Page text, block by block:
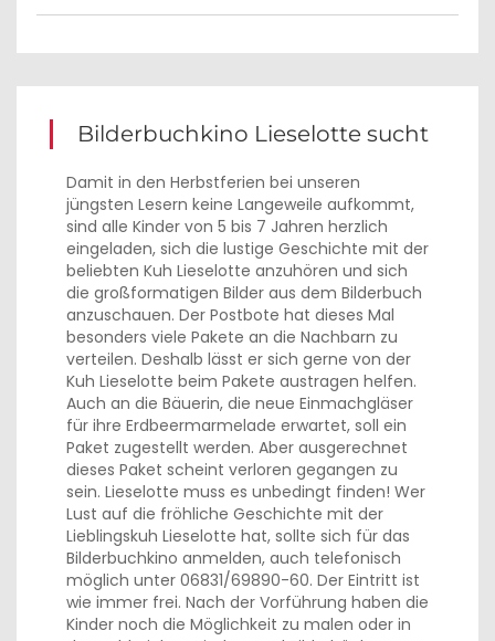
Bilderbuchkino Lieselotte sucht
Damit in den Herbstferien bei unseren
jüngsten Lesern keine Langeweile aufkommt,
sind alle Kinder von 5 bis 7 Jahren herzlich
eingeladen, sich die lustige Geschichte mit der
beliebten Kuh Lieselotte anzuhören und sich
die großformatigen Bilder aus dem Bilderbuch
anzuschauen. Der Postbote hat dieses Mal
besonders viele Pakete an die Nachbarn zu
verteilen. Deshalb lässt er sich gerne von der
Kuh Lieselotte beim Pakete austragen helfen.
Auch an die Bäuerin, die neue Einmachgläser
für ihre Erdbeermarmelade erwartet, soll ein
Paket zugestellt werden. Aber ausgerechnet
dieses Paket scheint verloren gegangen zu
sein. Lieselotte muss es unbedingt finden! Wer
Lust auf die fröhliche Geschichte mit der
Lieblingskuh Lieselotte hat, sollte sich für das
Bilderbuchkino anmelden, auch telefonisch
möglich unter 06831/69890-60. Der Eintritt ist
wie immer frei. Nach der Vorführung haben die
Kinder noch die Möglichkeit zu malen oder in